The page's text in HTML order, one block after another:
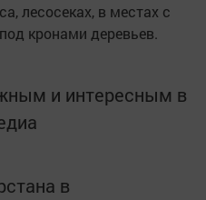
лесосеках, в местах с
кронами деревьев.
и интересным в
в